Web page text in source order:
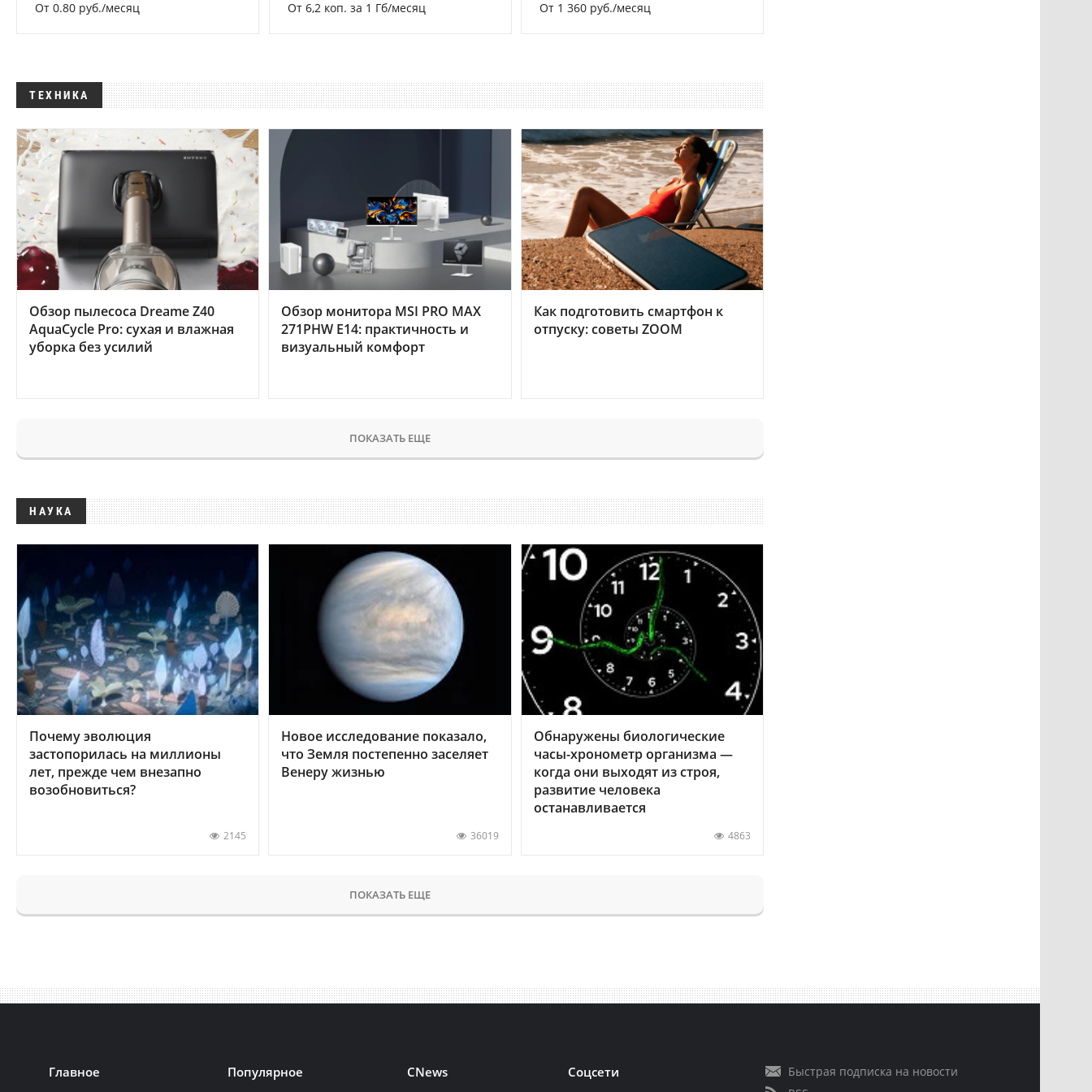
От 0.80 руб./месяц От 6,2 коп. за 1 Гб/месяц От 1 360 руб./месяц
ТЕХНИКА
Обзор пылесоса Dreame Z40
AquaCycle Pro: сухая и влажная
уборка без усилий
Обзор монитора MSI PRO MAX
271PHW E14: практичность и
визуальный комфорт
Как подготовить смартфон к
отпуску: советы ZOOM
ПОКАЗАТЬ ЕЩЕ
НАУКА
Почему эволюция
застопорилась на миллионы
лет, прежде чем внезапно
возобновиться?
2145
Новое исследование показало,
что Земля постепенно заселяет
Венеру жизнью
36019
Обнаружены биологические
часы-хронометр организма —
когда они выходят из строя,
развитие человека
останавливается
4863
ПОКАЗАТЬ ЕЩЕ
Главное Популярное CNews Соцсети
Быстрая подписка на новости